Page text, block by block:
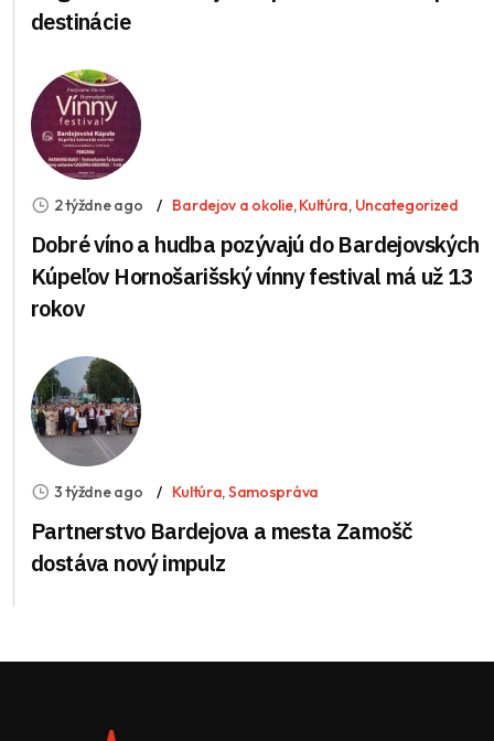
destinácie
2 týždne ago Bardejov a okolie,Kultúra, Uncategorized
Dobré víno a hudba pozývajú do Bardejovských
Kúpeľov Hornošarišský vínny festival má už 13
rokov
3 týždne ago Kultúra,Samospráva
Partnerstvo Bardejova a mesta Zamošč
dostáva nový impulz